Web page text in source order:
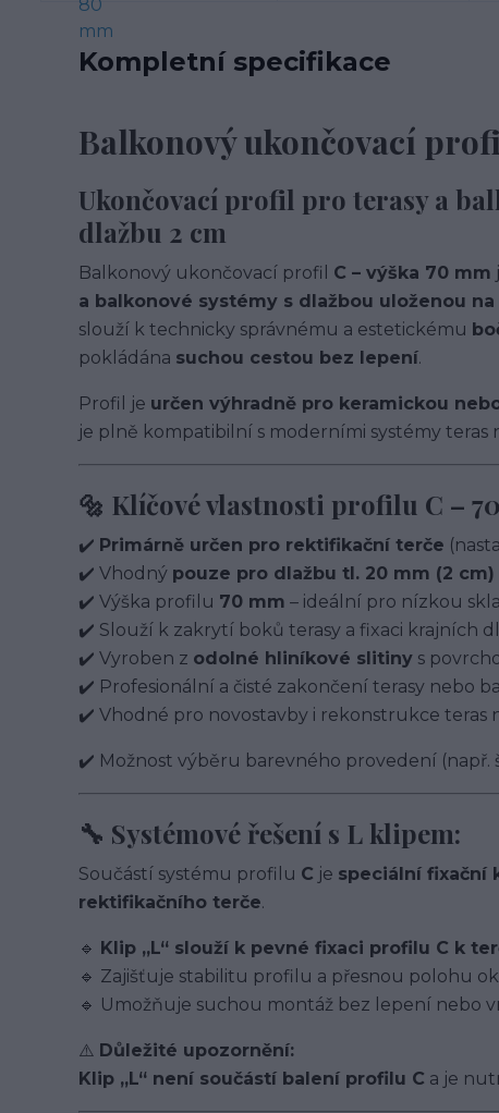
Kompletní specifikace
Balkonový ukončovací
Ukončovací profil pro terasy a
dlažbu 2 cm
Balkonový ukončovací profil C – výška 70 mm
a balkonové systémy s dlažbou uloženou
slouží k technicky správnému a estetickému
pokládána suchou cestou bez lepení.
Profil je určen výhradně pro keramickou
je plně kompatibilní s moderními systémy teras
🔩 Klíčové vlastnosti profilu C –
✔️ Primárně určen pro rektifikační terče
✔️ Vhodný pouze pro dlažbu tl. 20 mm (2 cm)
✔️ Výška profilu 70 mm – ideální pro nízkou
✔️ Slouží k zakrytí boků terasy a fixaci krajních
✔️ Vyroben z odolné hliníkové slitiny s
✔️ Profesionální a čisté zakončení terasy nebo
✔️ Vhodné pro novostavby i rekonstrukce teras
✔️ Možnost výběru barevného provedení (např.
🔧 Systémové řešení s L klipem:
Součástí systému profilu C je speciální fixační
rektifikačního terče.
🔹 Klip „L“ slouží k pevné fixaci profilu C k
🔹 Zajišťuje stabilitu profilu a přesnou polohu
🔹 Umožňuje suchou montáž bez lepení nebo
⚠️ Důležité upozornění:
Klip „L“ není součástí balení profilu C a je